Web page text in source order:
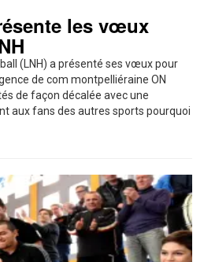
les vœux
(LNH) a présenté ses vœux pour
de com montpelliéraine ON
de façon décalée avec une
aux fans des autres sports pourquoi